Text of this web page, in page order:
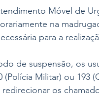
Móvel de
na
para a
de suspensão, os
(Polícia Militar) ou 193
redirecionar os